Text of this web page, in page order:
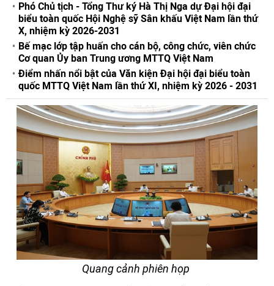
Phó Chủ tịch - Tổng Thư ký Hà Thị Nga dự Đại hội đại
biểu toàn quốc Hội Nghệ sỹ Sân khấu Việt Nam lần thứ
X, nhiệm kỳ 2026-2031
Bế mạc lớp tập huấn cho cán bộ, công chức, viên chức
Cơ quan Ủy ban Trung ương MTTQ Việt Nam
Điểm nhấn nổi bật của Văn kiện Đại hội đại biểu toàn
quốc MTTQ Việt Nam lần thứ XI, nhiệm kỳ 2026 - 2031
Quang cảnh phiên họp